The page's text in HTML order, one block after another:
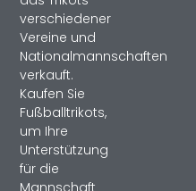
verschiedener
Vereine und
Nationalmannschaften
verkauft.
Kaufen Sie
Fußballtrikots,
um Ihre
Unterstützung
für die